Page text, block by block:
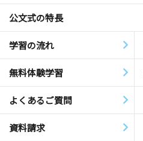
公文式の特長
学習の流れ
無料体験学習
よくあるご質問
資料請求